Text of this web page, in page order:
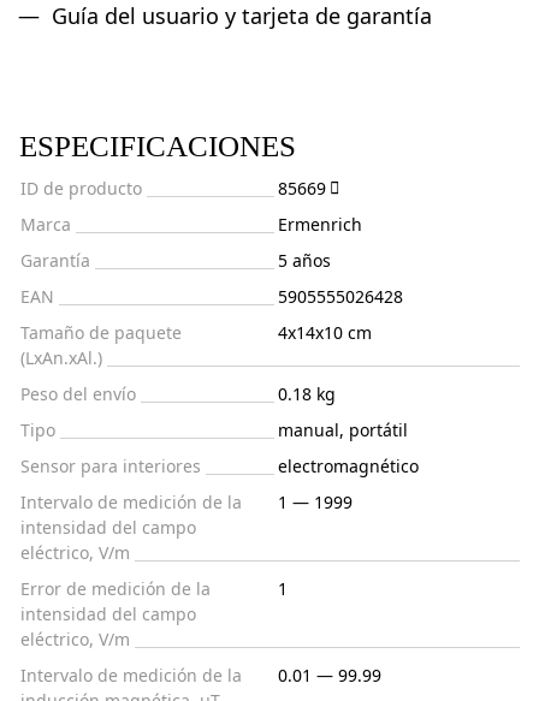
Guía del usuario y tarjeta de garantía
ESPECIFICACIONES
ID de producto
85669
Marca
Ermenrich
Garantía
5 años
EAN
5905555026428
Tamaño de paquete
(LxAn.xAl.)
4x14x10 cm
Peso del envío
0.18 kg
Tipo
manual, portátil
Sensor para interiores
electromagnético
Intervalo de medición de la
intensidad del campo
eléctrico, V/m
1 — 1999
Error de medición de la
intensidad del campo
eléctrico, V/m
1
Intervalo de medición de la
0.01 — 99.99